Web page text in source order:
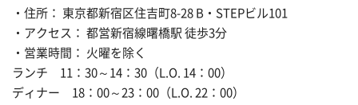
・住所： 東京都新宿区住吉町8-28 B・STEPビル101
・アクセス： 都営新宿線曙橋駅 徒歩3分
・営業時間： 火曜を除く
ランチ 11：30～14：30（L.O. 14：00）
ディナー 18：00～23：00（L.O. 22：00）